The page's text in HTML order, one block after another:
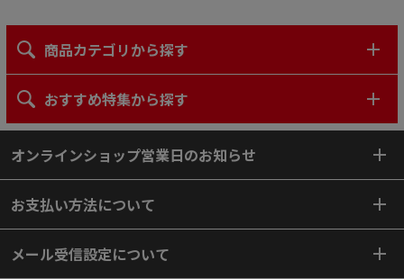
商品カテゴリから探す
おすすめ特集から探す
オンラインショップ営業日のお知らせ
お支払い方法について
メール受信設定について